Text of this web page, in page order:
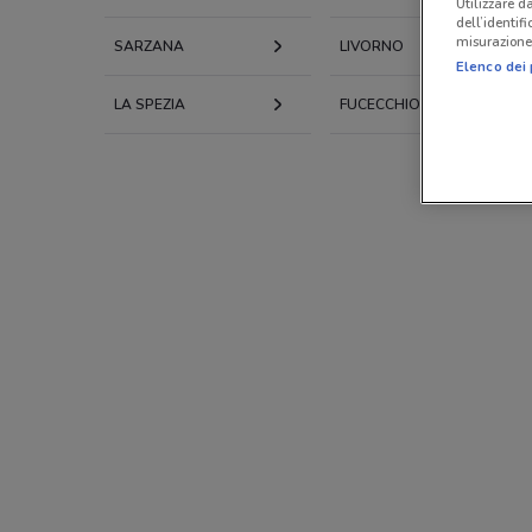
SARZANA LIVORNO
LA SPEZIA FUCECCHIO
Elenco dei